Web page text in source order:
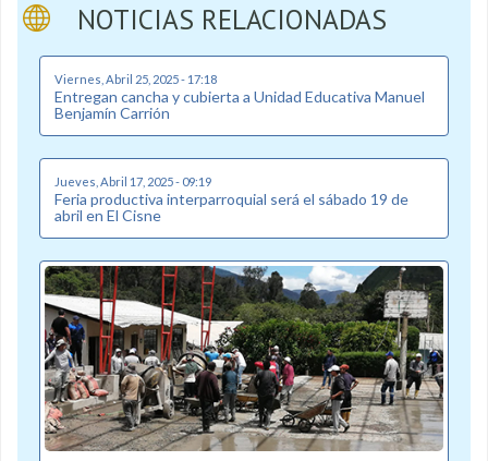
NOTICIAS RELACIONADAS
Viernes, Abril 25, 2025 - 17:18
Entregan cancha y cubierta a Unidad Educativa Manuel
Benjamín Carrión
Jueves, Abril 17, 2025 - 09:19
Feria productiva interparroquial será el sábado 19 de
abril en El Cisne